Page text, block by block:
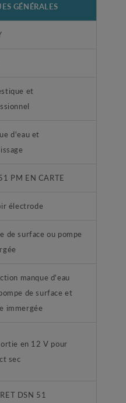
GÉNÉRALES
et
d'eau et
PM EN CARTE
électrode
de surface ou pompe
manque d'eau
de surface et
immergée
en 12 V pour
sec
DSN 51